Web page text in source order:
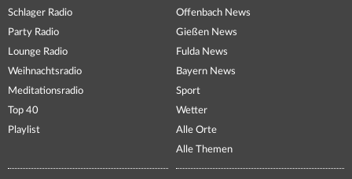
Schlager Radio
Party Radio
Lounge Radio
Weihnachtsradio
Meditationsradio
Top 40
Playlist
Offenbach News
Gießen News
Fulda News
Bayern News
Sport
Wetter
Alle Orte
Alle Themen